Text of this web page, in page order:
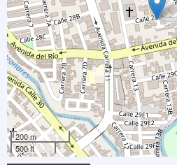
200 m
500 ft